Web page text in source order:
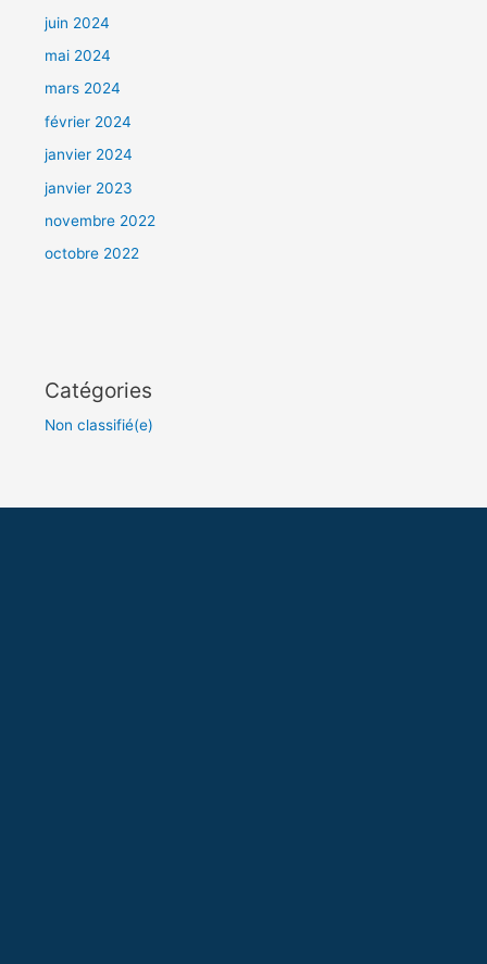
juin 2024
mai 2024
mars 2024
février 2024
janvier 2024
janvier 2023
novembre 2022
octobre 2022
Catégories
Non classifié(e)